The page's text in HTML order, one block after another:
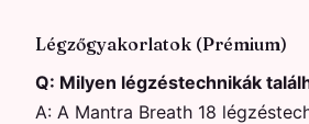
Légzőgyakorlatok (Prémium)
Q: Milyen légzéstechnikák
A: A Mantra Breath 18